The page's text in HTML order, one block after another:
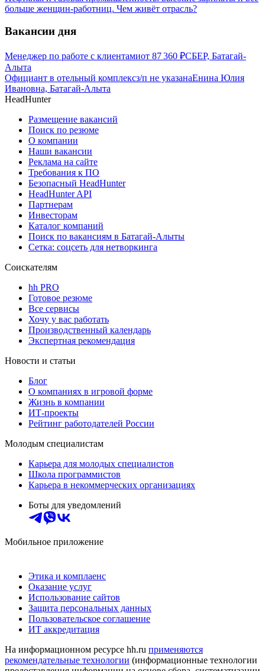
больше женщин-работниц. Чем живёт отрасль?
Вакансии дня
Менеджер по работе с клиентамиот 87 360 ₽СБЕР, Батагай-
Алыта
Официант в отельный комплексз/п не указанаЕнина Юлия
Ивановна, Батагай-Алыта
HeadHunter
Размещение вакансий
Поиск по резюме
О компании
Наши вакансии
Реклама на сайте
Требования к ПО
Безопасный HeadHunter
HeadHunter API
Партнерам
Инвесторам
Каталог компаний
Поиск по вакансиям в Батагай-Алыты
Сетка: соцсеть для нетворкинга
Соискателям
hh PRO
Готовое резюме
Все сервисы
Хочу у вас работать
Производственный календарь
Экспертная рекомендация
Новости и статьи
Блог
О компаниях в игровой форме
Жизнь в компании
ИТ-проекты
Рейтинг работодателей России
Молодым специалистам
Карьера для молодых специалистов
Школа программистов
Карьера в некоммерческих организациях
Боты для уведомлений
Мобильное приложение
Этика и комплаенс
Оказание услуг
Использование сайтов
Защита персональных данных
Пользовательское соглашение
ИТ аккредитация
На информационном ресурсе hh.ru применяются
рекомендательные технологии (информационные технологии